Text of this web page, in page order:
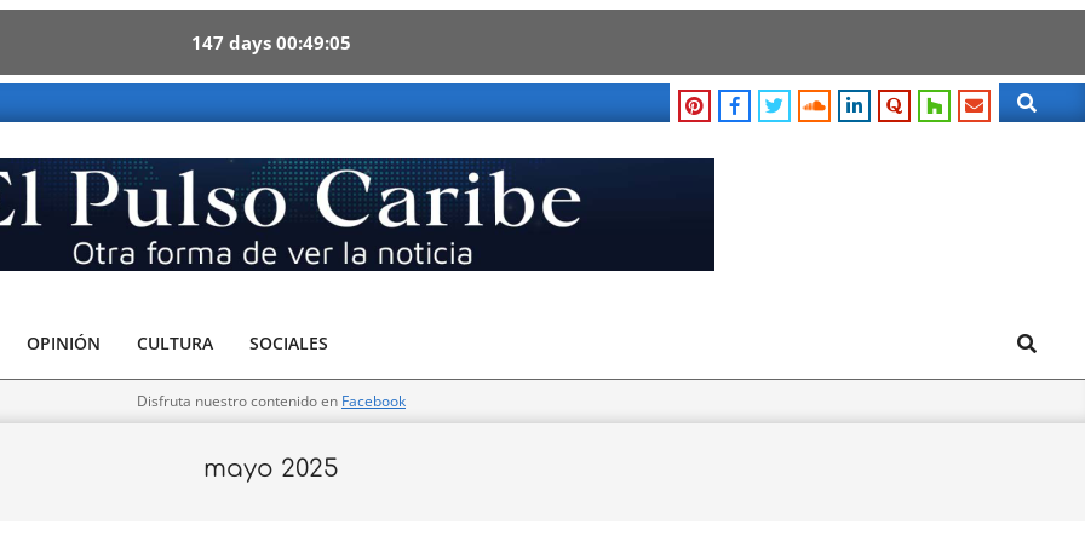
147 days 00 49 04
Search
OPINIÓN CULTURA SOCIALES Search
Disfruta nuestro contenido en Facebook
mayo 2025